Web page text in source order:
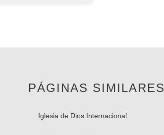
PÁGINAS SIMILARES
Iglesia de Dios Internacional